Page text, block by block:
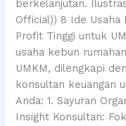
berkelanjutan.
Official)) 8 Ide Usaha
Profit Tinggi untuk
usaha kebun
UMKM, dilengkapi
konsultan keuangan
Anda: 1. Sayuran
Insight Konsultan: